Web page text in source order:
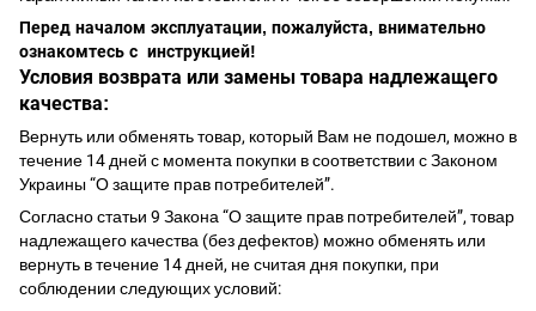
Перед началом эксплуатации, пожалуйста, внимательно
ознакомтесь с инструкцией!
Условия возврата или замены товара надлежащего
качества:
Вернуть или обменять товар, который Вам не подошел, можно в
течение 14 дней с момента покупки в соответствии с Законом
Украины “О защите прав потребителей”.
Согласно статьи 9 Закона “О защите прав потребителей”, товар
надлежащего качества (без дефектов) можно обменять или
вернуть в течение 14 дней, не считая дня покупки, при
соблюдении следующих условий: